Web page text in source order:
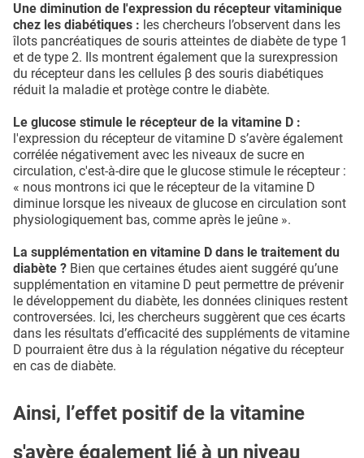
Une diminution de l'expression du récepteur vitaminique
chez les diabétiques : les chercheurs l’observent dans les
îlots pancréatiques de souris atteintes de diabète de type 1
et de type 2. Ils montrent également que la surexpression
du récepteur dans les cellules β des souris diabétiques
réduit la maladie et protège contre le diabète.
Le glucose stimule le récepteur de la vitamine D :
l'expression du récepteur de vitamine D s’avère également
corrélée négativement avec les niveaux de sucre en
circulation, c'est-à-dire que le glucose stimule le récepteur :
« nous montrons ici que le récepteur de la vitamine D
diminue lorsque les niveaux de glucose en circulation sont
physiologiquement bas, comme après le jeûne ».
La supplémentation en vitamine D dans le traitement du
diabète ? Bien que certaines études aient suggéré qu’une
supplémentation en vitamine D peut permettre de prévenir
le développement du diabète, les données cliniques restent
controversées. Ici, les chercheurs suggèrent que ces écarts
dans les résultats d’efficacité des suppléments de vitamine
D pourraient être dus à la régulation négative du récepteur
en cas de diabète.
Ainsi, l’effet positif de la vitamine
s'avère également lié à un niveau